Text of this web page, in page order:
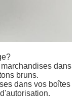
dans
bruns.
dans vos boîtes